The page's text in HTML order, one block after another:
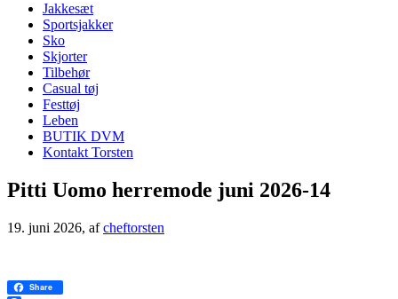
Jakkesæt
Sportsjakker
Sko
Skjorter
Tilbehør
Casual tøj
Festtøj
Leben
BUTIK DVM
Kontakt Torsten
Pitti Uomo herremode juni 2026-14
19. juni 2026, afcheftorsten
Share